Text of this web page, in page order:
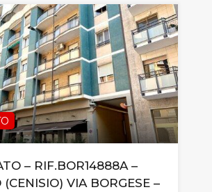
– RIF.BOR14888A –
(CENISIO) VIA BORGESE –